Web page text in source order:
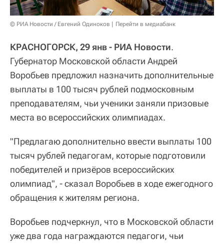
© РИА Новости / Евгений Одиноков Перейти в медиабанк
КРАСНОГОРСК, 29 янв - РИА Новости.
Губернатор Московской области Андрей
Воробьев предложил назначить дополнительные
выплаты в 100 тысяч рублей подмосковным
преподавателям, чьи ученики заняли призовые
места во всероссийских олимпиадах.
"Предлагаю дополнительно ввести выплаты 100
тысяч рублей педагогам, которые подготовили
победителей и призёров всероссийских
олимпиад", - сказал Воробьев в ходе ежегодного
обращения к жителям региона.
Воробьев подчеркнул, что в Московской области
уже два года награждаются педагоги, чьи